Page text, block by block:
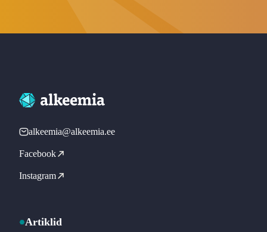
alkeemia@alkeemia.ee
Facebook
Instagram
Artiklid